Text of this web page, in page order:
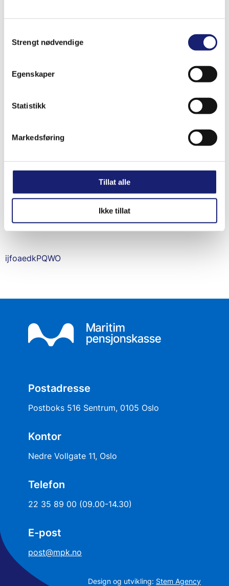
Strengt nødvendige
Egenskaper
Statistikk
Markedsføring
Tillat alle
Ikke tillat
ijfoaedkPQWO
Postadresse
Postboks 516 Sentrum, 0105 Oslo
Kontor
Nedre Vollgate 11, Oslo
Telefon
22 35 89 00 (09.00-14.30)
E-post
post@mpk.no
Design og utvikling: Stem Agency